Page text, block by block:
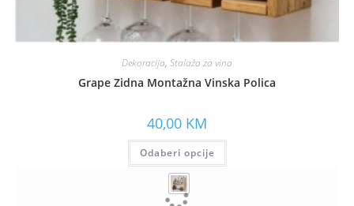
Dekoracija, Stalaža za vina
Grape Zidna Montažna Vinska Polica
40,00 KM
Odaberi opcije